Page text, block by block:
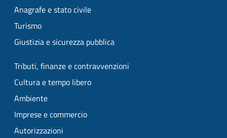
Anagrafe e stato civile
Turismo
Giustizia e sicurezza pubblica
Tributi, finanze e contravvenzioni
Cultura e tempo libero
Ambiente
Imprese e commercio
Autorizzazioni